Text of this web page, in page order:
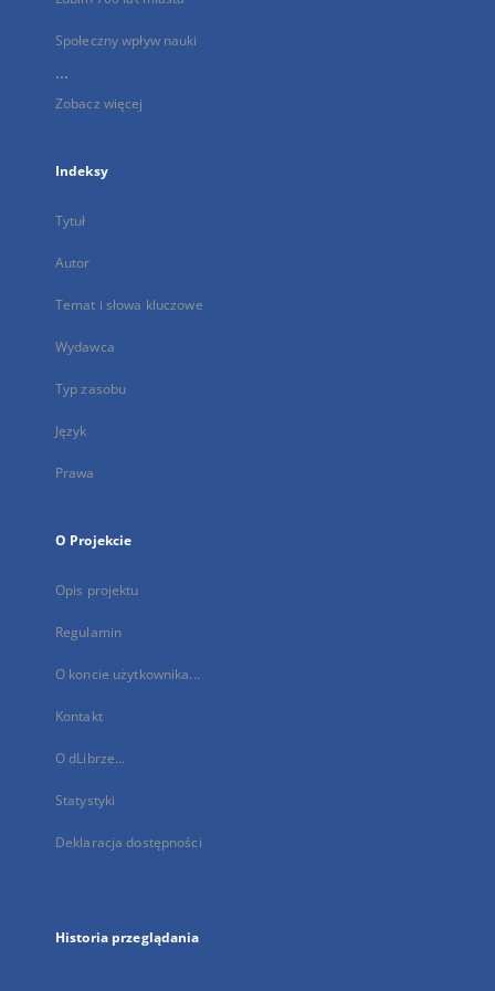
Społeczny wpływ nauki
...
Zobacz więcej
Indeksy
Tytuł
Autor
Temat i słowa kluczowe
Wydawca
Typ zasobu
Język
Prawa
O Projekcie
Opis projektu
Regulamin
O koncie użytkownika...
Kontakt
O dLibrze...
Statystyki
Deklaracja dostępności
Historia przeglądania